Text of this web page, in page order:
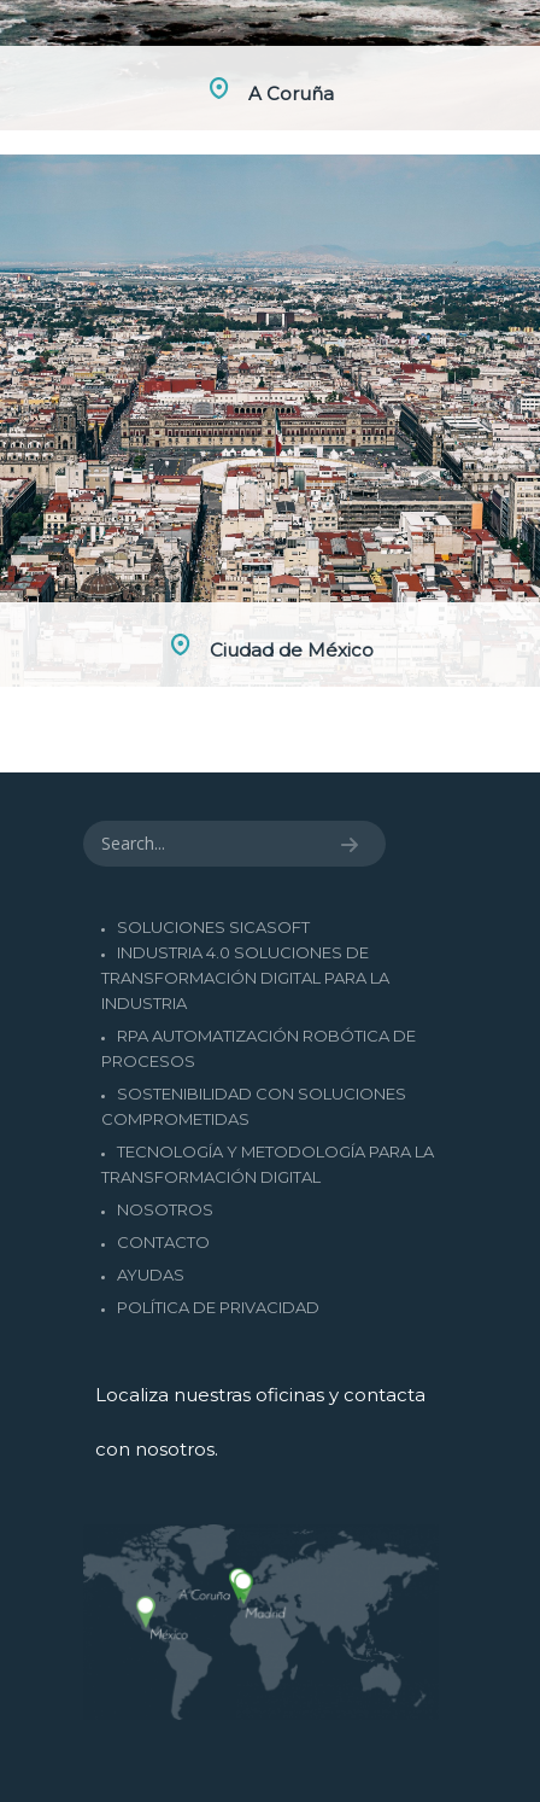
A Coruña
Ciudad de México
SOLUCIONES SICASOFT
INDUSTRIA 4.0 SOLUCIONES DE
TRANSFORMACIÓN DIGITAL PARA LA
INDUSTRIA
RPA AUTOMATIZACIÓN ROBÓTICA DE
PROCESOS
SOSTENIBILIDAD CON SOLUCIONES
COMPROMETIDAS
TECNOLOGÍA Y METODOLOGÍA PARA LA
TRANSFORMACIÓN DIGITAL
NOSOTROS
CONTACTO
AYUDAS
POLÍTICA DE PRIVACIDAD
Localiza nuestras oficinas y contacta
con nosotros.